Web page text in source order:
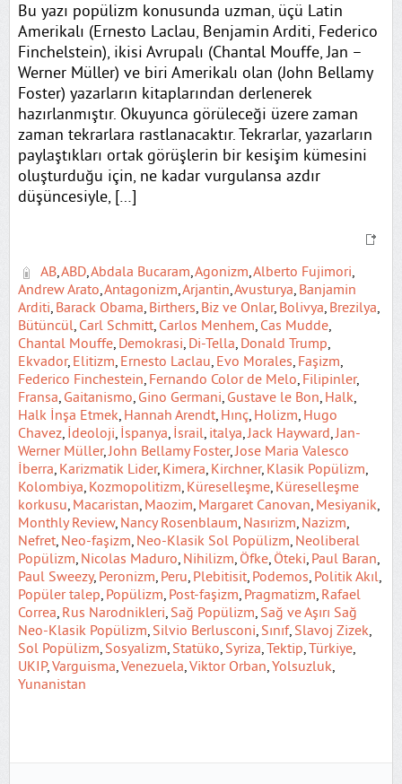
Bu yazı popülizm konusunda uzman, üçü Latin
Amerikalı (Ernesto Laclau, Benjamin Arditi, Federico
Finchelstein), ikisi Avrupalı (Chantal Mouffe, Jan –
Werner Müller) ve biri Amerikalı olan (John Bellamy
Foster) yazarların kitaplarından derlenerek
hazırlanmıştır. Okuyunca görüleceği üzere zaman
zaman tekrarlara rastlanacaktır. Tekrarlar, yazarların
paylaştıkları ortak görüşlerin bir kesişim kümesini
oluşturduğu için, ne kadar vurgulansa azdır
düşüncesiyle, […]
AB,ABD,Abdala Bucaram,Agonizm,Alberto Fujimori,
Andrew Arato,Antagonizm,Arjantin,Avusturya, Banjamin
Arditi, Barack Obama, Birthers, Biz ve Onlar, Bolivya, Brezilya,
Bütüncül, Carl Schmitt, Carlos Menhem, Cas Mudde,
Chantal Mouffe, Demokrasi, Di-Tella, Donald Trump,
Ekvador, Elitizm, Ernesto Laclau, Evo Morales, Faşizm,
Federico Finchestein, Fernando Color de Melo, Filipinler,
Fransa, Gaitanismo, Gino Germani, Gustave le Bon, Halk,
Halk İnşa Etmek, Hannah Arendt, Hınç, Holizm, Hugo
Chavez, İdeoloji, İspanya, İsrail, italya,Jack Hayward,Jan-
Werner Müller,John Bellamy Foster,Jose Maria Valesco
İberra, Karizmatik Lider, Kimera, Kirchner, Klasik Popülizm,
Kolombiya, Kozmopolitizm, Küreselleşme, Küreselleşme
korkusu, Macaristan, Maozim, Margaret Canovan, Mesiyanik,
Monthly Review, Nancy Rosenblaum, Nasırizm, Nazizm,
Nefret, Neo-faşizm, Neo-Klasik Sol Popülizm, Neoliberal
Popülizm, Nicolas Maduro, Nihilizm, Öfke, Öteki, Paul Baran,
Paul Sweezy, Peronizm, Peru, Plebitisit, Podemos, Politik Akıl,
Popüler talep, Popülizm, Post-faşizm, Pragmatizm, Rafael
Correa, Rus Narodnikleri, Sağ Popülizm, Sağ ve Aşırı Sağ
Neo-Klasik Popülizm, Silvio Berlusconi, Sınıf, Slavoj Zizek,
Sol Popülizm, Sosyalizm, Statüko, Syriza,Tektip,Türkiye,
UKIP,Varguisma,Venezuela,Viktor Orban,Yolsuzluk,
Yunanistan